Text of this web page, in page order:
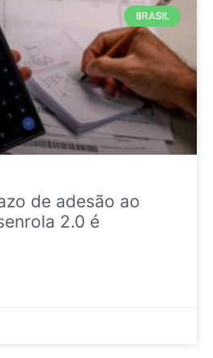
BRASIL
de adesão ao
2.0 é